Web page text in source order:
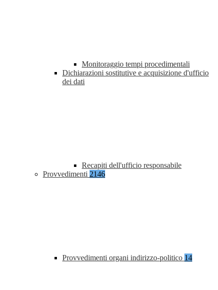
Monitoraggio tempi procedimentali
Dichiarazioni sostitutive e acquisizione d'ufficio
dei dati
Recapiti dell'ufficio responsabile
Provvedimenti 2146
Provvedimenti organi indirizzo-politico 14